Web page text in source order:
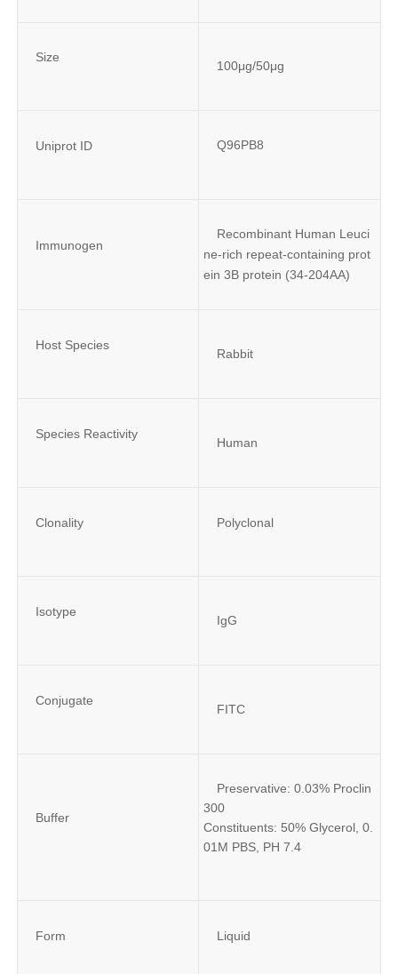
Size
100μg/50μg
Uniprot ID Q96PB8
Immunogen
Recombinant Human Leuci
ne-rich repeat-containing prot
ein 3B protein (34-204AA)
Host Species
Rabbit
Species Reactivity
Human
Clonality Polyclonal
Isotype
IgG
Conjugate
FITC
Buffer
Preservative: 0.03% Proclin
300
Constituents: 50% Glycerol, 0.
01M PBS, PH 7.4
Form Liquid